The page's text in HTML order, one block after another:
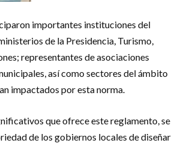
importantes instituciones del
de la Presidencia, Turismo,
representantes de asociaciones
así como sectores del ámbito
impactados por esta norma.
que ofrece este reglamento, se
de los gobiernos locales de diseñar